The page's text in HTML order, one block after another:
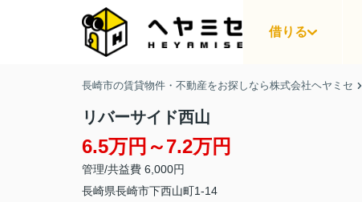
借りる
長崎市の賃貸物件・不動産をお探しなら株式会社ヘヤミセ
リバーサイド西山
6.5万円～7.2万円
管理/共益費 6,000円
長崎県長崎市下西山町1-14